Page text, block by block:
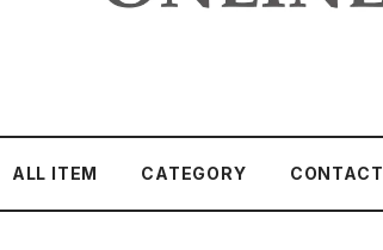
ALL ITEM CATEGORY CONTACT